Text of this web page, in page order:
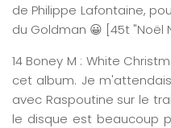
de Philippe Lafontaine,
du Goldman 😀 [45t "Noël
14 Boney M : White
cet album. Je
avec Raspoutine sur le
le disque est beaucoup